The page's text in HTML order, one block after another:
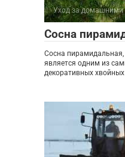
Уход за домашними
Сосна
Сосна
является одним из
декоративных хвойных